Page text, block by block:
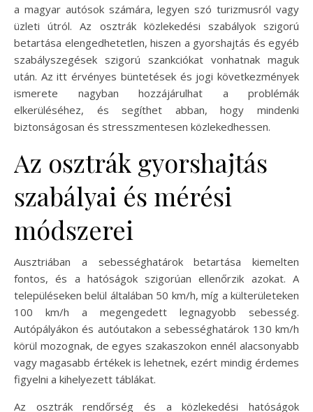
a magyar autósok számára, legyen szó turizmusról vagy
üzleti útról. Az osztrák közlekedési szabályok szigorú
betartása elengedhetetlen, hiszen a gyorshajtás és egyéb
szabályszegések szigorú szankciókat vonhatnak maguk
után. Az itt érvényes büntetések és jogi következmények
ismerete nagyban hozzájárulhat a problémák
elkerüléséhez, és segíthet abban, hogy mindenki
biztonságosan és stresszmentesen közlekedhessen.
Az osztrák gyorshajtás
szabályai és mérési
módszerei
Ausztriában a sebességhatárok betartása kiemelten
fontos, és a hatóságok szigorúan ellenőrzik azokat. A
településeken belül általában 50 km/h, míg a külterületeken
100 km/h a megengedett legnagyobb sebesség.
Autópályákon és autóutakon a sebességhatárok 130 km/h
körül mozognak, de egyes szakaszokon ennél alacsonyabb
vagy magasabb értékek is lehetnek, ezért mindig érdemes
figyelni a kihelyezett táblákat.
Az osztrák rendőrség és a közlekedési hatóságok